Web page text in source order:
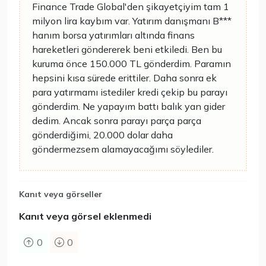
Finance Trade Global'den şikayetçiyim tam 1
milyon lira kaybım var. Yatırım danışmanı B***
hanım borsa yatırımları altında finans
hareketleri göndererek beni etkiledi. Ben bu
kuruma önce 150.000 TL gönderdim. Paramın
hepsini kısa sürede erittiler. Daha sonra ek
para yatırmamı istediler kredi çekip bu parayı
gönderdim. Ne yapayım battı balık yan gider
dedim. Ancak sonra parayı parça parça
gönderdiğimi, 20.000 dolar daha
göndermezsem alamayacağımı söylediler.
Kanıt veya görseller
Kanıt veya görsel eklenmedi
0 0